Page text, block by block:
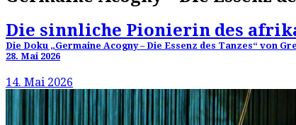
Die sinnliche Pionierin des
Die Doku „Germaine Acogny – Die Essenz des Tanzes“
28. Mai 2026
14. Mai 2026